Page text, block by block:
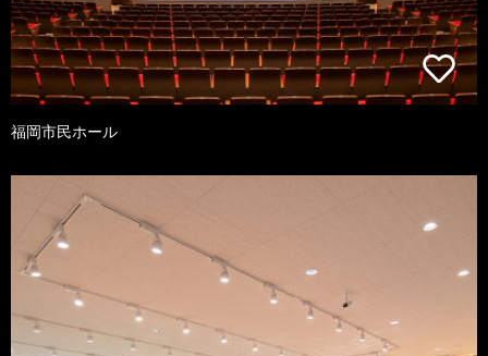
福岡市民ホール